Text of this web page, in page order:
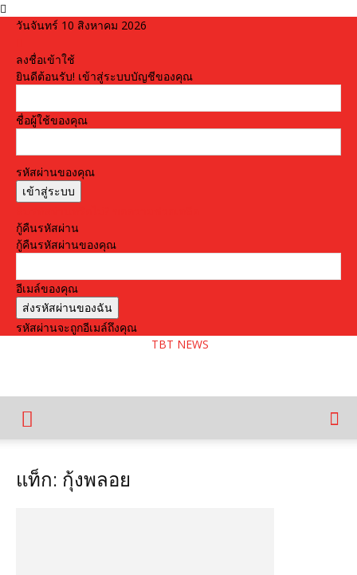
วันจันทร์ 10 สิงหาคม 2026
ลงชื่อเข้าใช้
ยินดีต้อนรับ! เข้าสู่ระบบบัญชีของคุณ
ชื่อผู้ใช้ของคุณ
รหัสผ่านของคุณ
กู้คืนรหัสผ่าน
กู้คืนรหัสผ่านของคุณ
อีเมล์ของคุณ
รหัสผ่านจะถูกอีเมล์ถึงคุณ
TBT NEWS
แท็ก: กุ้งพลอย